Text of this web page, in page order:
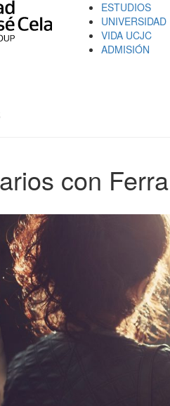
ESTUDIOS
UNIVERSIDAD
VIDA UCJC
ADMISIÓN
con